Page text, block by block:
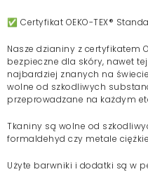
✅ Certyfikat OEKO-TEX®
Nasze dzianiny z certyfikatem
bezpieczne dla skóry, nawet
najbardziej znanych na
wolne od szkodliwych
przeprowadzane na każdym
Tkaniny są wolne od
formaldehyd czy metale
Użyte barwniki i dodatki są w